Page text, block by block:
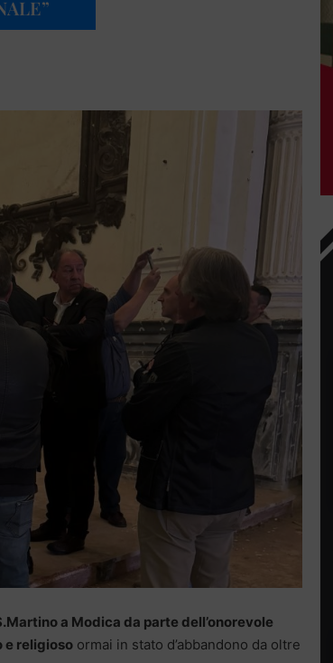
a Modica da parte dell’onorevole
e religioso ormai in stato d’abbandono da oltre